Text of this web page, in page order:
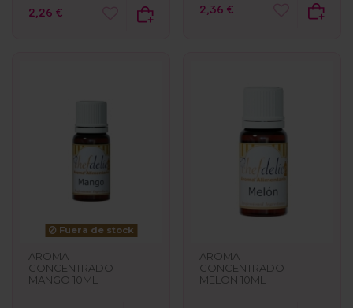
2,26 € 2,36 €
Fuera de stock
AROMA
CONCENTRADO
MANGO 10ML
AROMA
CONCENTRADO
MELON 10ML